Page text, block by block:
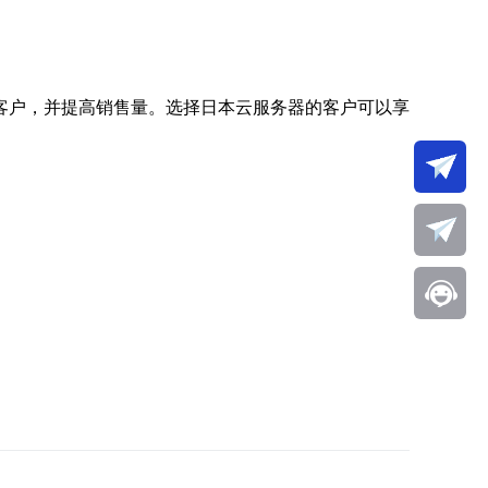
，并提高销售量。选择日本云服务器的客户可以享